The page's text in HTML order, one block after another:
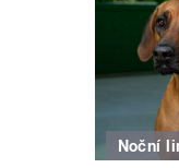
Noční